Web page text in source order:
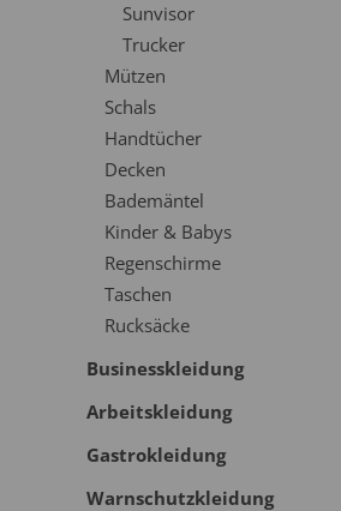
Sunvisor
Trucker
Mützen
Schals
Handtücher
Decken
Bademäntel
Kinder & Babys
Regenschirme
Taschen
Rucksäcke
Businesskleidung
Arbeitskleidung
Gastrokleidung
Warnschutzkleidung